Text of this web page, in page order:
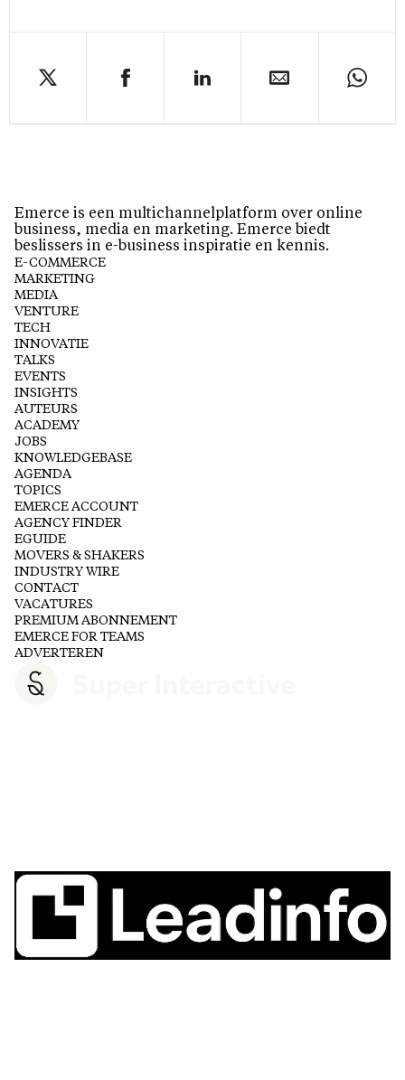
Emerce is een multichannelplatform over online
business, media en marketing. Emerce biedt
beslissers in e-business inspiratie en kennis.
E-COMMERCE
MARKETING
MEDIA
VENTURE
TECH
INNOVATIE
TALKS
EVENTS
INSIGHTS
AUTEURS
ACADEMY
JOBS
KNOWLEDGEBASE
AGENDA
TOPICS
EMERCE ACCOUNT
AGENCY FINDER
EGUIDE
MOVERS & SHAKERS
INDUSTRY WIRE
CONTACT
VACATURES
PREMIUM ABONNEMENT
EMERCE FOR TEAMS
ADVERTEREN